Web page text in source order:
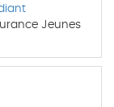
Jeunes